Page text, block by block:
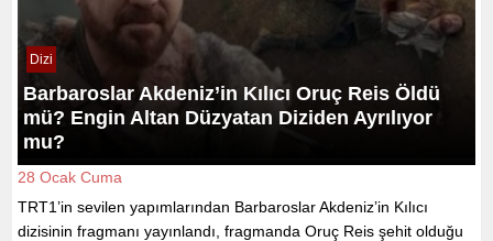
Dizi
Barbaroslar Akdeniz’in Kılıcı Oruç Reis Öldü
mü? Engin Altan Düzyatan Diziden Ayrılıyor
mu?
28 Ocak Cuma
TRT1’in sevilen yapımlarından Barbaroslar Akdeniz’in Kılıcı
dizisinin fragmanı yayınlandı, fragmanda Oruç Reis şehit olduğu